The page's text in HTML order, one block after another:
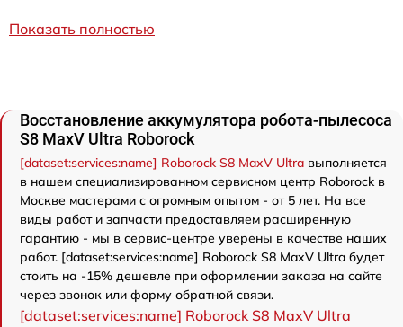
Показать полностью
Восстановление аккумулятора робота-пылесоса
S8 MaxV Ultra Roborock
[dataset:services:name] Roborock S8 MaxV Ultra выполняется
в нашем специализированном сервисном центр Roborock в
Москве мастерами с огромным опытом - от 5 лет. На все
виды работ и запчасти предоставляем расширенную
гарантию - мы в сервис-центре уверены в качестве наших
работ. [dataset:services:name] Roborock S8 MaxV Ultra будет
стоить на -15% дешевле при оформлении заказа на сайте
через звонок или форму обратной связи.
[dataset:services:name] Roborock S8 MaxV Ultra